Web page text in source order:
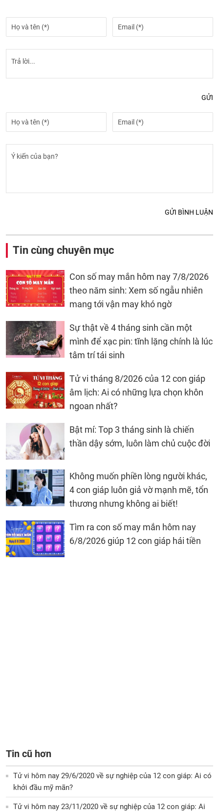
GỬI
GỬI BÌNH LUẬN
Tin cùng chuyên mục
Con số may mắn hôm nay 7/8/2026
theo năm sinh: Xem số ngẫu nhiên
mang tới vận may khó ngờ
Sự thật về 4 tháng sinh cần một
mình để xạc pin: tĩnh lặng chính là lúc
tâm trí tái sinh
Tử vi tháng 8/2026 của 12 con giáp
âm lịch: Ai có những lựa chọn khôn
ngoan nhất?
Bật mí: Top 3 tháng sinh là chiến
thần dậy sớm, luôn làm chủ cuộc đời
Không muốn phiền lòng người khác,
4 con giáp luôn giả vờ mạnh mẽ, tổn
thương nhưng không ai biết!
Tìm ra con số may mắn hôm nay
6/8/2026 giúp 12 con giáp hái tiền
Tin cũ hơn
Tử vi hôm nay 29/6/2020 về sự nghiệp của 12 con giáp: Ai có
khởi đầu mỹ mãn?
Tử vi hôm nay 23/11/2020 về sự nghiệp của 12 con giáp: Ai